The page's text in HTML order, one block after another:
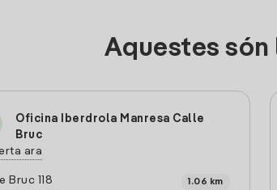
Aquestes són
Oficina Iberdrola Manresa Calle
Bruc
ara
Bruc 118
1.06 km